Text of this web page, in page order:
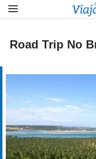
Road Trip No